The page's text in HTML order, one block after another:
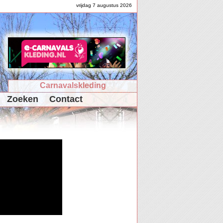
vrijdag 7 augustus 2026
Carnavalskleding
Zoeken Contact